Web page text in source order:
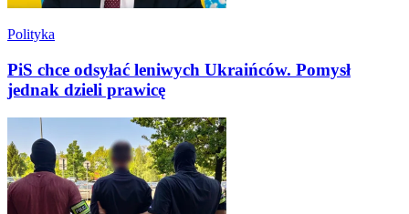
Polityka
PiS chce odsyłać leniwych Ukraińców. Pomysł
jednak dzieli prawicę